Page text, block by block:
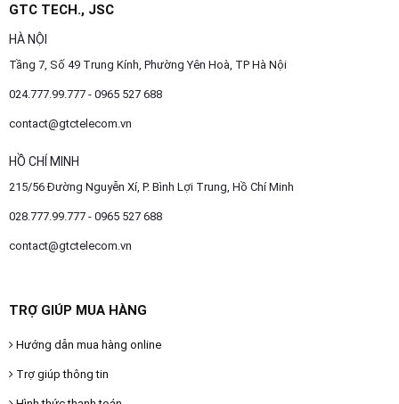
GTC TECH., JSC
HÀ NỘI
Tầng 7, Số 49 Trung Kính, Phường Yên Hoà, TP Hà Nội
024.777.99.777 - 0965 527 688
contact@gtctelecom.vn
HỒ CHÍ MINH
215/56 Đường Nguyễn Xí, P. Bình Lợi Trung, Hồ Chí Minh
028.777.99.777 - 0965 527 688
contact@gtctelecom.vn
TRỢ GIÚP MUA HÀNG
Hướng dẫn mua hàng online
Trợ giúp thông tin